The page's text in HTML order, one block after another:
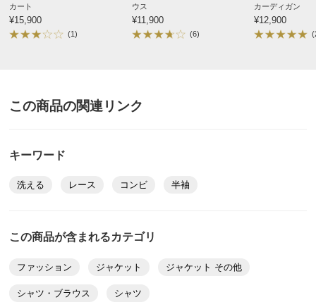
カート
¥15,900
(1)
ウス
¥11,900
(6)
カーディガン
¥12,900
この商品の関連リンク
キーワード
洗える レース コンビ 半袖
この商品が含まれるカテゴリ
ファッション ジャケット ジャケット その他
シャツ・ブラウス シャツ